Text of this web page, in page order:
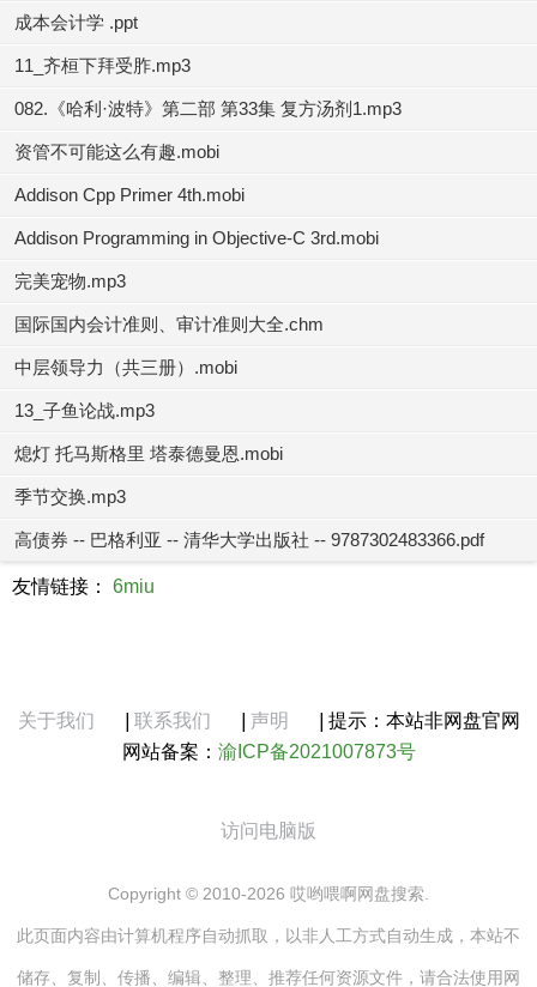
成本会计学 .ppt
11_齐桓下拜受胙.mp3
082.《哈利·波特》第二部 第33集 复方汤剂1.mp3
资管不可能这么有趣.mobi
Addison Cpp Primer 4th.mobi
Addison Programming in Objective-C 3rd.mobi
完美宠物.mp3
国际国内会计准则、审计准则大全.chm
中层领导力（共三册）.mobi
13_子鱼论战.mp3
熄灯 托马斯格里 塔泰德曼恩.mobi
季节交换.mp3
高债券 -- 巴格利亚 -- 清华大学出版社 -- 9787302483366.pdf
友情链接： 6miu
关于我们 联系我们 声明
提示：本站非网盘官网
网站备案： 渝ICP备2021007873号
访问电脑版
Copyright © 2010-2026 哎哟喂啊网盘搜索.
此页面内容由计算机程序自动抓取，以非人工方式自动生成，本站不
储存、复制、传播、编辑、整理、推荐任何资源文件，请合法使用网